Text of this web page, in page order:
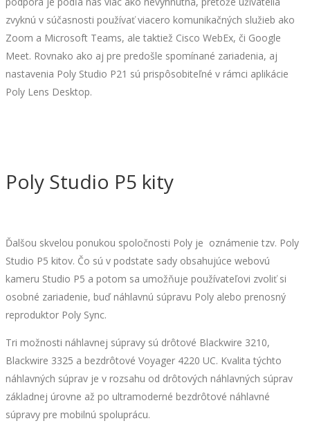
zvyknú v súčasnosti používať viacero komunikačných služieb ako
Zoom a Microsoft Teams, ale taktiež Cisco WebEx, či Google
Meet. Rovnako ako aj pre predošle spomínané zariadenia, aj
nastavenia Poly Studio P21 sú prispôsobiteľné v rámci aplikácie
Poly Lens Desktop.
Poly Studio P5 kity
Ďalšou skvelou ponukou spoločnosti Poly je oznámenie tzv. Poly
Studio P5 kitov. Čo sú v podstate sady obsahujúce webovú
kameru Studio P5 a potom sa umožňuje používateľovi zvoliť si
osobné zariadenie, buď náhlavnú súpravu Poly alebo prenosný
reproduktor Poly Sync.
Tri možnosti náhlavnej súpravy sú drôtové Blackwire 3210,
Blackwire 3325 a bezdrôtové Voyager 4220 UC. Kvalita týchto
náhlavných súprav je v rozsahu od drôtových náhlavných súprav
základnej úrovne až po ultramoderné bezdrôtové náhlavné
súpravy pre mobilnú spoluprácu.